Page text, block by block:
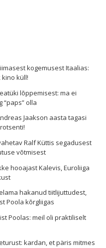
kogemusest Itaalias:
küll!
lõppemisest: ma ei
olla
Jaakson aasta tagasi
Ralf Küttis segadusest
võtmisest
hooajast Kalevis, Euroliiga
elama hakanud tiitlijuttudest,
Poola kõrgliigas
Poolas: meil oli praktiliselt
kardan, et päris mitmes